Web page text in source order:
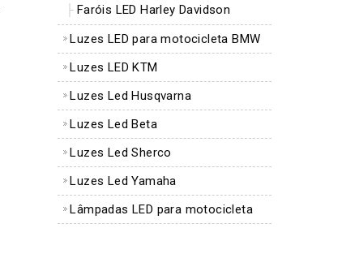
Faróis LED Harley Davidson
Luzes LED para motocicleta BMW
Luzes LED KTM
Luzes Led Husqvarna
Luzes Led Beta
Luzes Led Sherco
Luzes Led Yamaha
Lâmpadas LED para motocicleta